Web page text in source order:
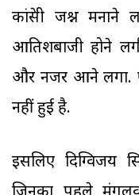
कांग्रेसी जश्न
आतिशबाजी होने
और नजर आने लगा.
नहीं हुई है.
इसलिए दिग्विजय